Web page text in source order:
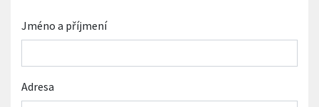
Jméno a příjmení
Adresa